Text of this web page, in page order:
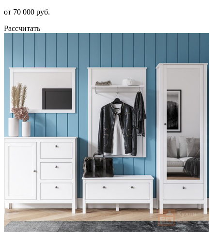
от 70 000 руб.
Рассчитать